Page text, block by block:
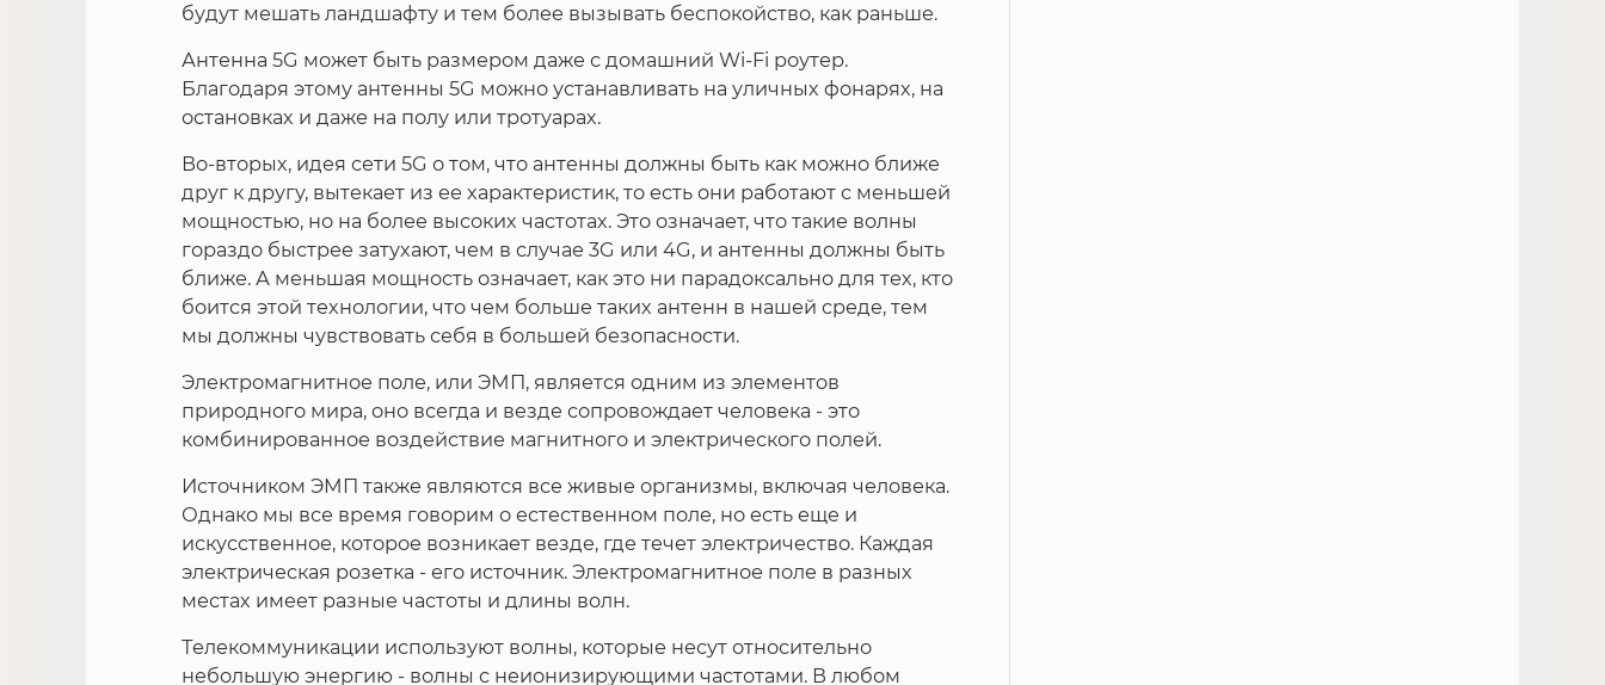
будут мешать ландшафту и тем более вызывать беспокойство, как раньше.
Антенна 5G может быть размером даже с домашний Wi-Fi роутер.
Благодаря этому антенны 5G можно устанавливать на уличных фонарях, на
остановках и даже на полу или тротуарах.
Во-вторых, идея сети 5G о том, что антенны должны быть как можно ближе
друг к другу, вытекает из ее характеристик, то есть они работают с меньшей
мощностью, но на более высоких частотах. Это означает, что такие волны
гораздо быстрее затухают, чем в случае 3G или 4G, и антенны должны быть
ближе. А меньшая мощность означает, как это ни парадоксально для тех, кто
боится этой технологии, что чем больше таких антенн в нашей среде, тем
мы должны чувствовать себя в большей безопасности.
Электромагнитное поле, или ЭМП, является одним из элементов
природного мира, оно всегда и везде сопровождает человека - это
комбинированное воздействие магнитного и электрического полей.
Источником ЭМП также являются все живые организмы, включая человека.
Однако мы все время говорим о естественном поле, но есть еще и
искусственное, которое возникает везде, где течет электричество. Каждая
электрическая розетка - его источник. Электромагнитное поле в разных
местах имеет разные частоты и длины волн.
Телекоммуникации используют волны, которые несут относительно
небольшую энергию - волны с неионизирующими частотами. В любом